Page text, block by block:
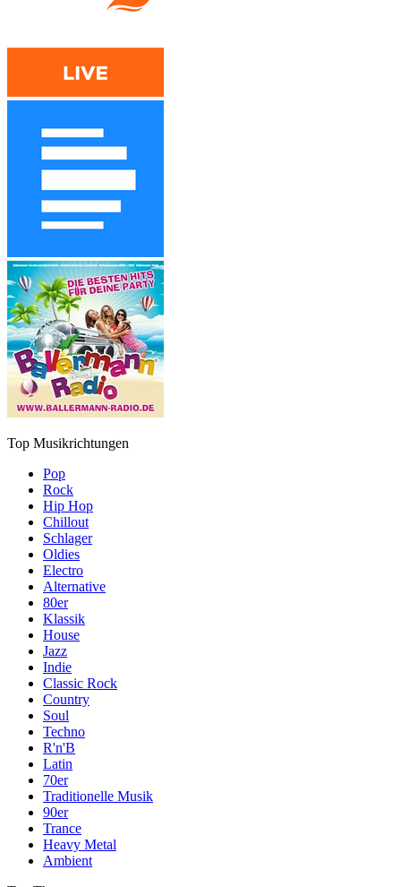
Top Musikrichtungen
Pop
Rock
Hip Hop
Chillout
Schlager
Oldies
Electro
Alternative
80er
Klassik
House
Jazz
Indie
Classic Rock
Country
Soul
Techno
R'n'B
Latin
70er
Traditionelle Musik
90er
Trance
Heavy Metal
Ambient